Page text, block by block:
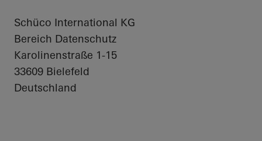
Schüco International KG
Bereich Datenschutz
Karolinenstraße 1-15
33609 Bielefeld
Deutschland